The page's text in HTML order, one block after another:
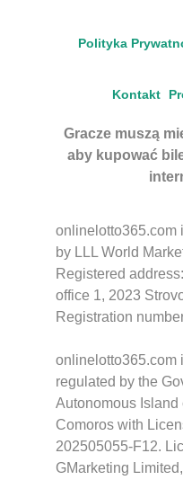
Polityka
Kontakt
Gracze muszą
aby kupować
onlinelotto365.com
by LLL World
Registered
office 1, 2023
Registration
onlinelotto365.com
regulated by the
Autonomous
Comoros with
202505055-F12.
GMarketing